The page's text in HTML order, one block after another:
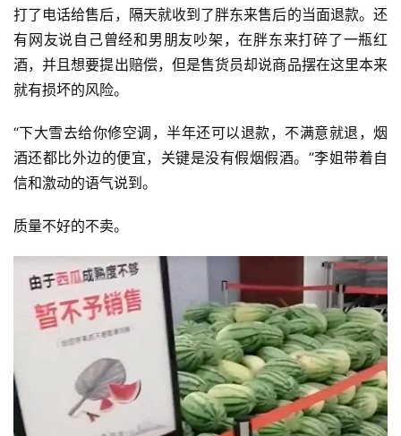
打了电话给售后，隔天就收到了胖东来售后的当面退款。还
有网友说自己曾经和男朋友吵架，在胖东来打碎了一瓶红
酒，并且想要提出赔偿，但是售货员却说商品摆在这里本来
就有损坏的风险。
“下大雪去给你修空调，半年还可以退款，不满意就退，烟
酒还都比外边的便宜，关键是没有假烟假酒。”李姐带着自
信和激动的语气说到。
质量不好的不卖。